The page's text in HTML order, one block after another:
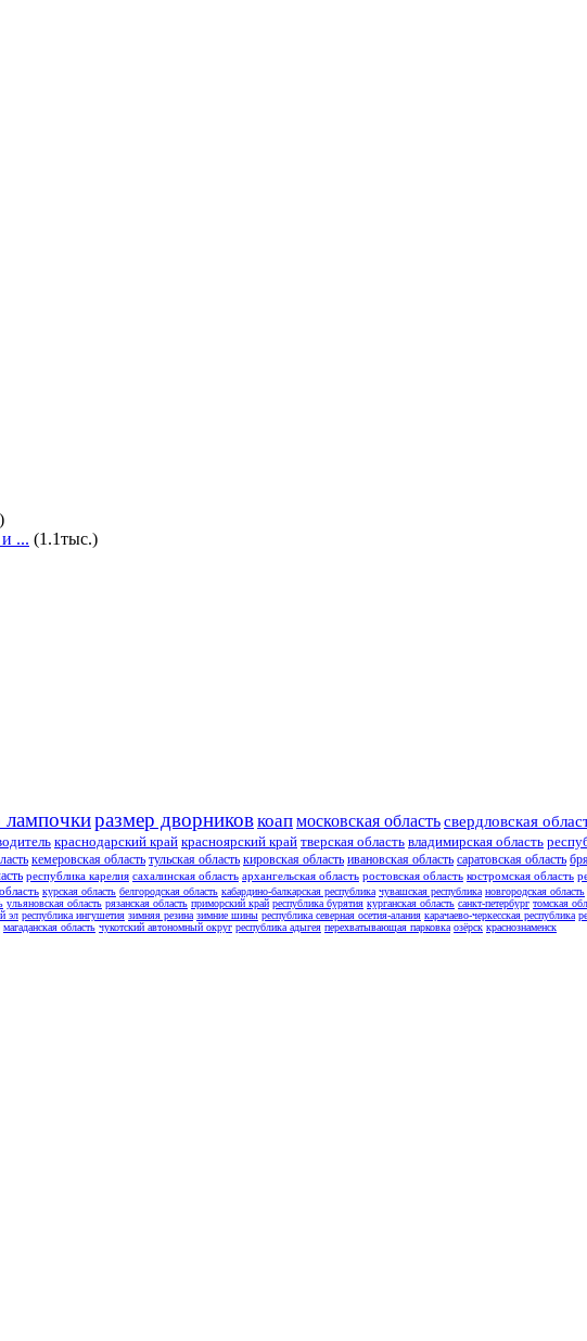
... (1.1тыс.)
лампочкиразмер дворниковкоапмосковская областьсвердловская
краснодарский край красноярский край тверская область владимирская область
кемеровская область тульская область кировская область ивановская область саратовская область
республика карелия сахалинская область архангельская область ростовская область костромская область
курская область белгородская область кабардино-балкарская республика чувашская республика новгородская область
ульяновская область рязанская область приморский край республика бурятия курганская область санкт-петербург томская
эл республика ингушетия зимняя резина зимние шины республика северная осетия-алания карачаево-черкесская республика
магаданская область чукотский автономный округ республика адыгея перехватывающая парковка озёрск краснознаменск